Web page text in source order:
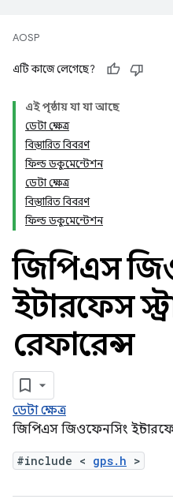
AOSP
এটি কাজে লেগেছে?
এই পৃষ্ঠায় যা যা আছে
ডেটা ক্ষেত্র
বিস্তারিত বিবরণ
ফিল্ড ডকুমেন্টেশন
ডেটা ক্ষেত্র
বিস্তারিত বিবরণ
ফিল্ড ডকুমেন্টেশন
জিপিএস
ইন্টারফেস
রেফারেন্স
ডেটা ক্ষেত্র
জিপিএস জিওফেনসিং
#include < gps.h >